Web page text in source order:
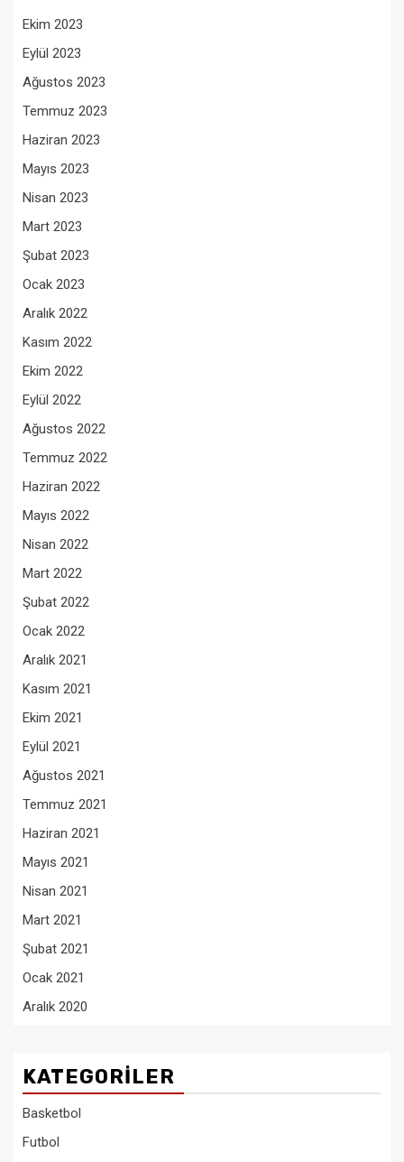
Ekim 2023
Eylül 2023
Ağustos 2023
Temmuz 2023
Haziran 2023
Mayıs 2023
Nisan 2023
Mart 2023
Şubat 2023
Ocak 2023
Aralık 2022
Kasım 2022
Ekim 2022
Eylül 2022
Ağustos 2022
Temmuz 2022
Haziran 2022
Mayıs 2022
Nisan 2022
Mart 2022
Şubat 2022
Ocak 2022
Aralık 2021
Kasım 2021
Ekim 2021
Eylül 2021
Ağustos 2021
Temmuz 2021
Haziran 2021
Mayıs 2021
Nisan 2021
Mart 2021
Şubat 2021
Ocak 2021
Aralık 2020
KATEGORILER
Basketbol
Futbol